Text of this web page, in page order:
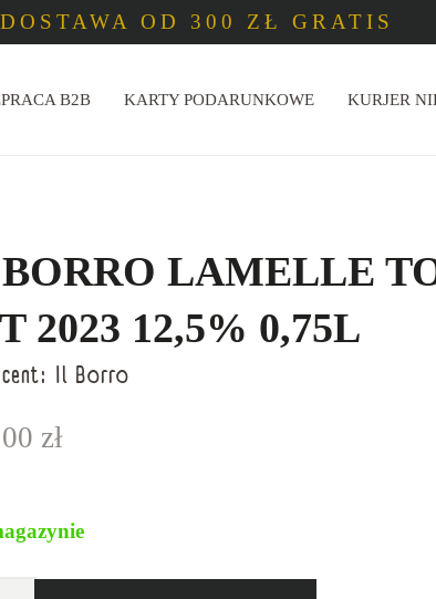
DOSTAWA OD 300 ZŁ GRATIS
B2B KARTY PODARUNKOWE KURJER
LAMELLE
2023 12,5% 0,75L
Il Borro
zł